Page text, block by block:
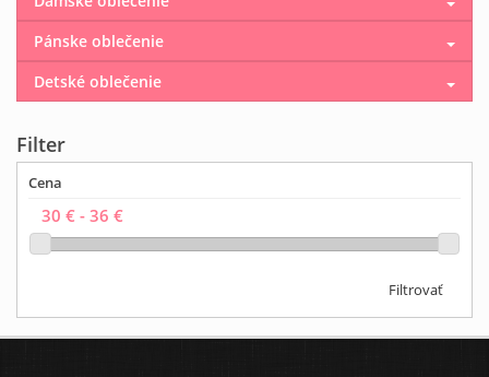
Pánske oblečenie
Detské oblečenie
Filter
Cena
Filtrovať